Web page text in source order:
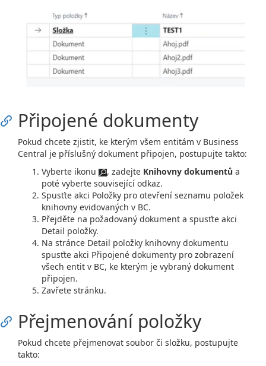
Připojené dokumenty
Pokud chcete zjistit, ke kterým všem entitám v Business
Central je příslušný dokument připojen, postupujte takto:
Vyberte ikonu
, zadejte Knihovny dokumentů a
poté vyberte související odkaz.
Spusťte akci Položky pro otevření seznamu položek
knihovny evidovaných v BC.
Přejděte na požadovaný dokument a spusťte akci
Detail položky.
Na stránce Detail položky knihovny dokumentu
spusťte akci Připojené dokumenty pro zobrazení
všech entit v BC, ke kterým je vybraný dokument
připojen.
Zavřete stránku.
Přejmenování položky
Pokud chcete přejmenovat soubor či složku, postupujte
takto: